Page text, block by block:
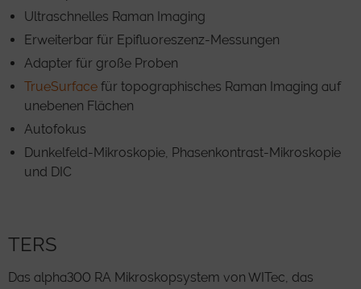
Ultraschnelles Raman Imaging
Erweiterbar für Epifluoreszenz-Messungen
Adapter für große Proben
TrueSurface für topographisches Raman Imaging auf
unebenen Flächen
Autofokus
Dunkelfeld-Mikroskopie, Phasenkontrast-Mikroskopie
und DIC
TERS
Das alpha300 RA Mikroskopsystem von WITec, das